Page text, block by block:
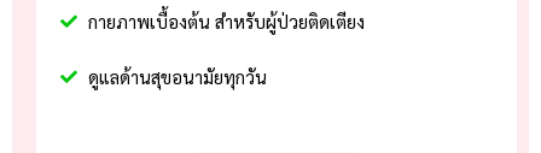
กายภาพเบื้องต้น สำหรับผู้ป่วยติดเตียง
ดูแลด้านสุขอนามัยทุกวัน